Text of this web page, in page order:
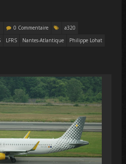
0 Commentaire
a320
LFRS Nantes-Atlantique
Philippe Lohat